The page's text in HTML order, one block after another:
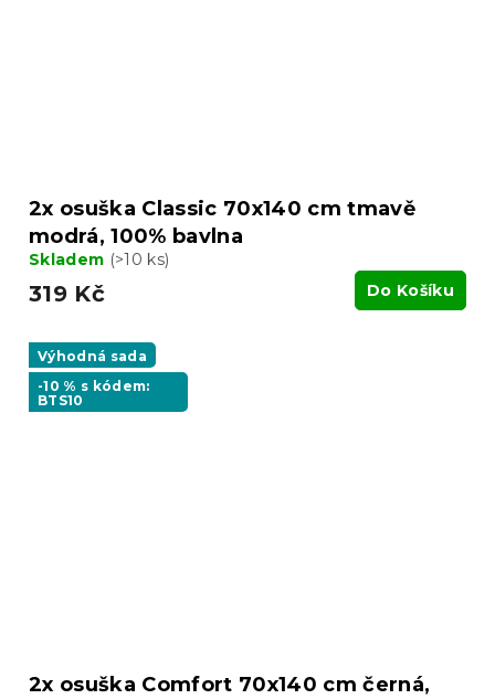
2x osuška Classic 70x140 cm tmavě
modrá, 100% bavlna
Skladem (>10 ks)
319 Kč Do Košíku
Výhodná sada
-10 % s kódem:
BTS10
2x osuška Comfort 70x140 cm černá,